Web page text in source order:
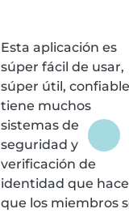
Esta aplicación es
súper fácil de usar,
súper útil,
tiene muchos
sistemas de
seguridad y
verificación de
identidad que
que los miembros